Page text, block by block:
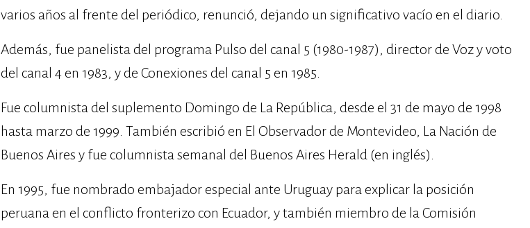
varios años al frente del periódico, renunció, dejando un significativo vacío en el diario.
Además, fue panelista del programa Pulso del canal 5 (1980-1987), director de Voz y voto
del canal 4 en 1983, y de Conexiones del canal 5 en 1985.
Fue columnista del suplemento Domingo de La República, desde el 31 de mayo de 1998
hasta marzo de 1999. También escribió en El Observador de Montevideo, La Nación de
Buenos Aires y fue columnista semanal del Buenos Aires Herald (en inglés).
En 1995, fue nombrado embajador especial ante Uruguay para explicar la posición
peruana en el conflicto fronterizo con Ecuador, y también miembro de la Comisión